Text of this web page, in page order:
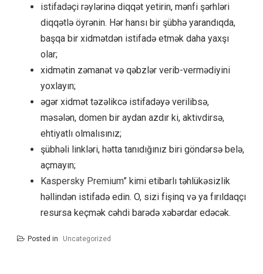
istifadəçi rəylərinə diqqət yetirin, mənfi şərhləri
diqqətlə öyrənin. Hər hansı bir şübhə yarandıqda,
başqa bir xidmətdən istifadə etmək daha yaxşı
olar;
xidmətin zəmanət və qəbzlər verib-vermədiyini
yoxlayın;
əgər xidmət təzəlikcə istifadəyə verilibsə,
məsələn, domen bir aydan azdır ki, aktivdirsə,
ehtiyatlı olmalısınız;
şübhəli linkləri, hətta tanıdığınız biri göndərsə belə,
açmayın;
Kaspersky Premium” kimi etibarlı təhlükəsizlik
həllindən istifadə edin. O, sizi fişinq və ya fırıldaqçı
resursa keçmək cəhdi barədə xəbərdar edəcək.
Posted in Uncategorized